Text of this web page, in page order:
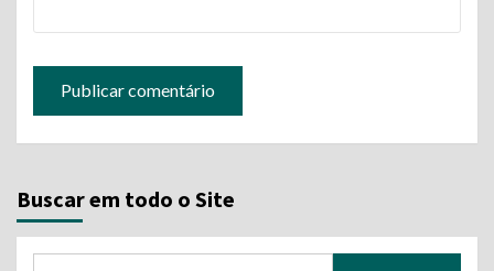
Buscar em todo o Site